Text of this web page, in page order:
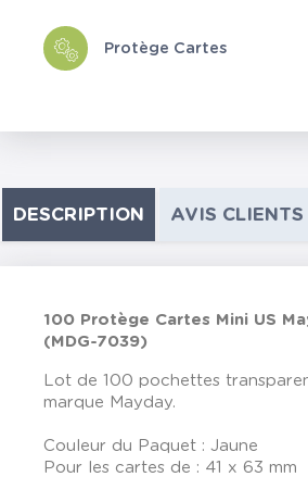
Protège Cartes
DESCRIPTION AVIS CLIENTS
100 Protège Cartes Mini US
(MDG-7039)
Lot de 100 pochettes
marque Mayday.
Couleur du Paquet : Jaune
Pour les cartes de : 41 x 63 mm